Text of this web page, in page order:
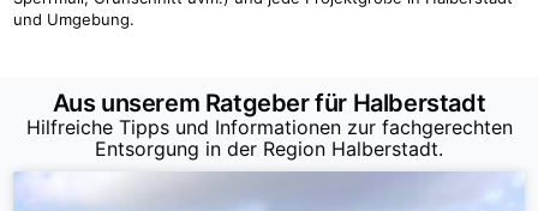
und Umgebung.
Aus unserem Ratgeber für Halberstadt
Hilfreiche Tipps und Informationen zur fachgerechten
Entsorgung in der Region Halberstadt.